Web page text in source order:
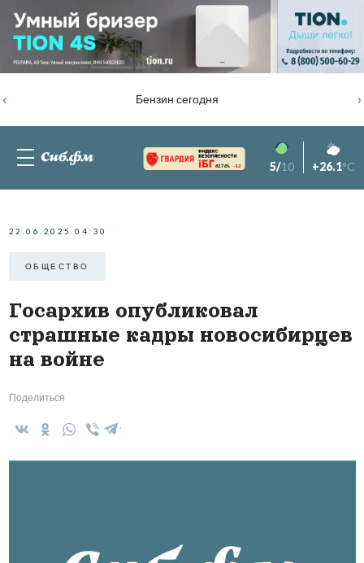
Бензин сегодня
‹ ›
82.76% -1.2 5/10 +26.1°C
22.06.2025 04:30
ОБЩЕСТВО
Госархив опубликовал
страшные кадры новосибирцев
на войне
Поделиться